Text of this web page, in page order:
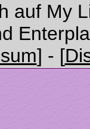
auf My